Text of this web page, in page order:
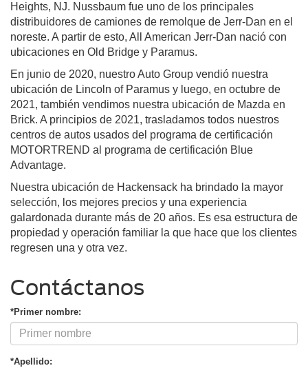
Heights, NJ. Nussbaum fue uno de los principales
distribuidores de camiones de remolque de Jerr-Dan en el
noreste. A partir de esto, All American Jerr-Dan nació con
ubicaciones en Old Bridge y Paramus.
En junio de 2020, nuestro Auto Group vendió nuestra
ubicación de Lincoln of Paramus y luego, en octubre de
2021, también vendimos nuestra ubicación de Mazda en
Brick. A principios de 2021, trasladamos todos nuestros
centros de autos usados del programa de certificación
MOTORTREND al programa de certificación Blue
Advantage.
Nuestra ubicación de Hackensack ha brindado la mayor
selección, los mejores precios y una experiencia
galardonada durante más de 20 años. Es esa estructura de
propiedad y operación familiar la que hace que los clientes
regresen una y otra vez.
Contáctanos
*Primer nombre:
*Apellido: